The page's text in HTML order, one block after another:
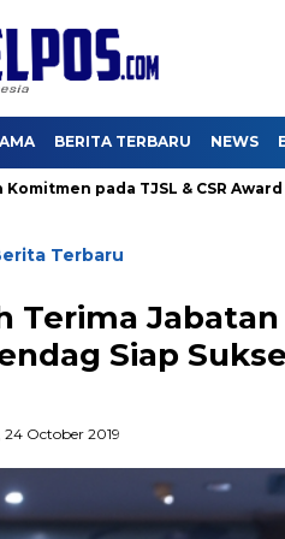
BERITA TERBARU NEWS
pada TJSL & CSR Award BUMN
Terbaru
Terima
Siap
24 October 2019